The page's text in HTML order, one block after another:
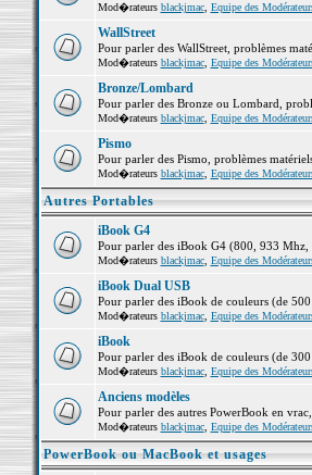
Mod�rateurs blackjmac, Equipe des
WallStreet
Pour parler des WallStreet, problèmes
Mod�rateurs blackjmac, Equipe des
Bronze/Lombard
Pour parler des Bronze ou Lombard,
Mod�rateurs blackjmac, Equipe des
Pismo
Pour parler des Pismo, problèmes
Mod�rateurs blackjmac, Equipe des
Autres Portables
iBook G4
Pour parler des iBook G4 (800, 933
Mod�rateurs blackjmac, Equipe des
iBook Dual USB
Pour parler des iBook de couleurs (de
Mod�rateurs blackjmac, Equipe des
iBook
Pour parler des iBook de couleurs (de
Mod�rateurs blackjmac, Equipe des
Anciens modèles
Pour parler des autres PowerBook en
Mod�rateurs blackjmac, Equipe des
PowerBook ou MacBook et usages